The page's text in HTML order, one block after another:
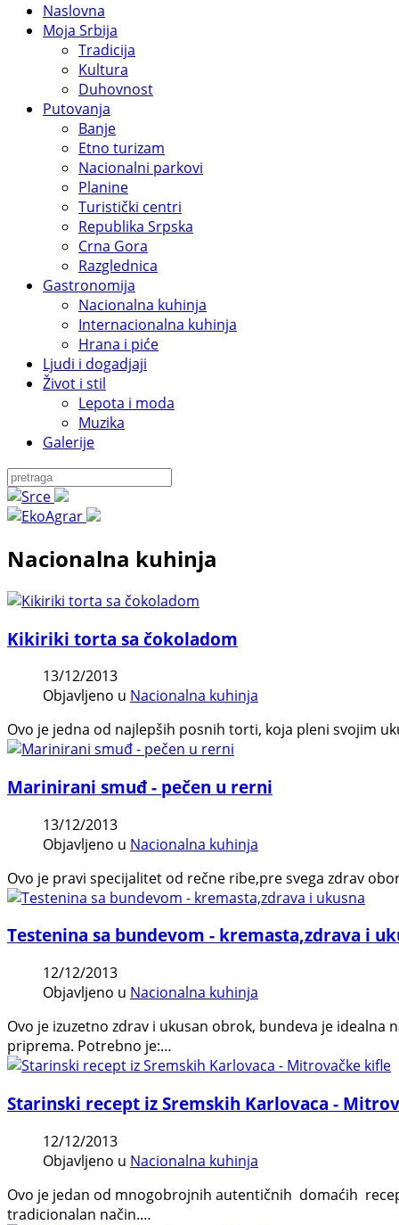
Naslovna
Moja Srbija
Tradicija
Kultura
Duhovnost
Putovanja
Banje
Etno turizam
Nacionalni parkovi
Planine
Turistički centri
Republika Srpska
Crna Gora
Razglednica
Gastronomija
Nacionalna kuhinja
Internacionalna kuhinja
Hrana i piće
Ljudi i dogadjaji
Život i stil
Lepota i moda
Muzika
Galerije
Nacionalna kuhinja
Kikiriki torta sa čokoladom
13/12/2013
Objavljeno u Nacionalna kuhinja
Ovo je jedna od najlepših posnih torti, koja pleni svojim
Marinirani smuđ - pečen u rerni
13/12/2013
Objavljeno u Nacionalna kuhinja
Ovo je pravi specijalitet od rečne ribe,pre svega zdrav
Testenina sa bundevom - kremasta,zdrava i
12/12/2013
Objavljeno u Nacionalna kuhinja
Ovo je izuzetno zdrav i ukusan obrok, bundeva je
priprema. Potrebno je:…
Starinski recept iz Sremskih Karlovaca -
12/12/2013
Objavljeno u Nacionalna kuhinja
Ovo je jedan od mnogobrojnih autentičnih domaćih
tradicionalan način.…